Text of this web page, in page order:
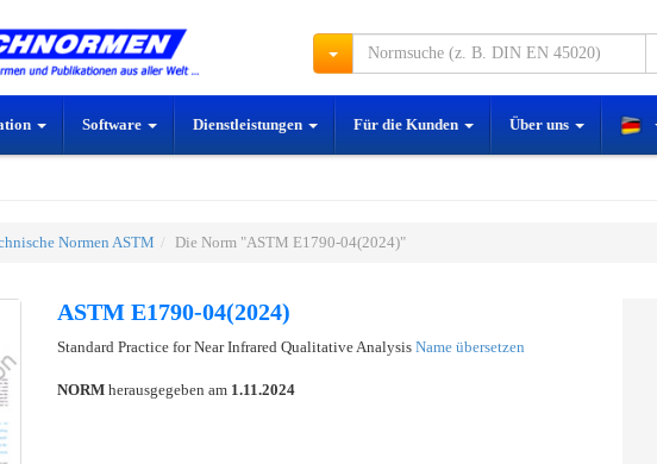
Software Dienstleistungen Für die Kunden Über uns
Normen ASTM Die Norm "ASTM E1790-04(2024)"
ASTM E1790-04(2024)
Standard Practice for Near Infrared Qualitative Analysis Name übersetzen
NORM herausgegeben am 1.11.2024